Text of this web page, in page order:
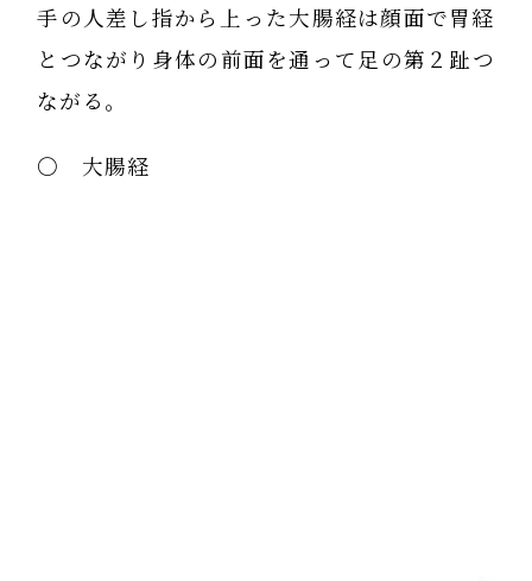
手の人差し指から上った大腸経は顔面で胃経
とつながり身体の前面を通って足の第２趾つ
ながる。
〇 大腸経